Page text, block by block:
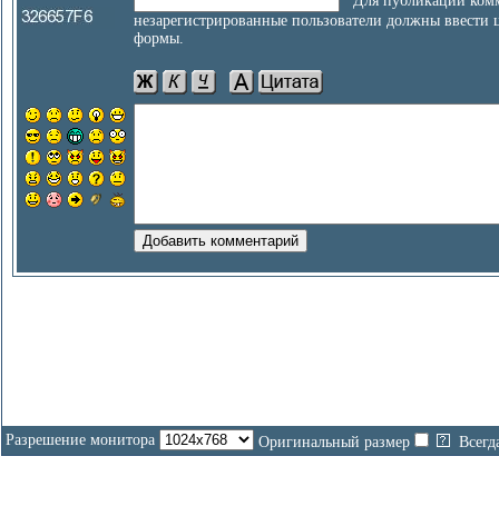
незарегистрированные пользователи должны
формы.
Разрешение монитора Оригинальный размер